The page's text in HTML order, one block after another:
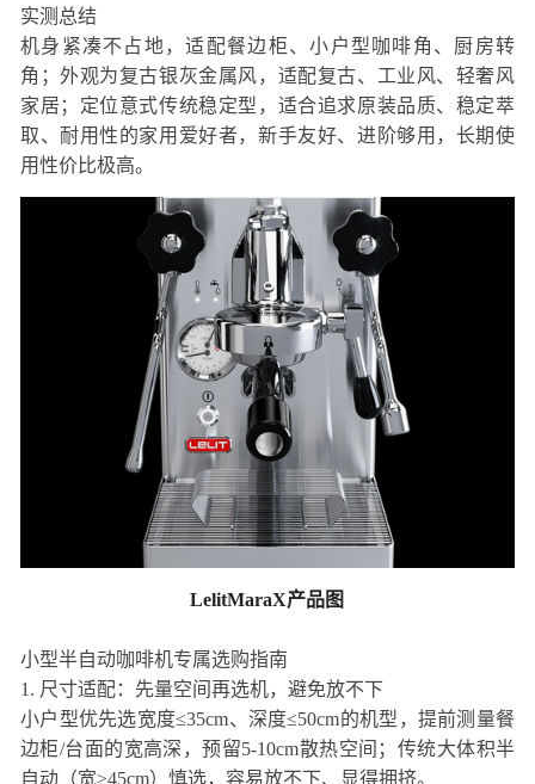
实测总结
机身紧凑不占地，适配餐边柜、小户型咖啡角、厨房转
角；外观为复古银灰金属风，适配复古、工业风、轻奢风
家居；定位意式传统稳定型，适合追求原装品质、稳定萃
取、耐用性的家用爱好者，新手友好、进阶够用，长期使
用性价比极高。
LelitMaraX产品图
小型半自动咖啡机专属选购指南
1. 尺寸适配：先量空间再选机，避免放不下
小户型优先选宽度≤35cm、深度≤50cm的机型，提前测量餐
边柜/台面的宽高深，预留5-10cm散热空间；传统大体积半
自动（宽≥45cm）慎选，容易放不下、显得拥挤。